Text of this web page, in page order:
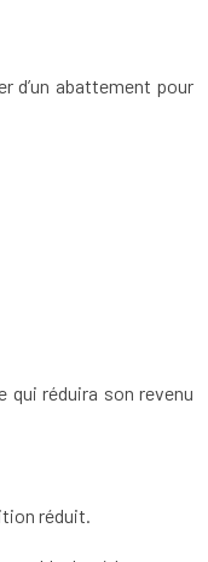
d’un abattement pour
qui réduira son revenu
réduit.